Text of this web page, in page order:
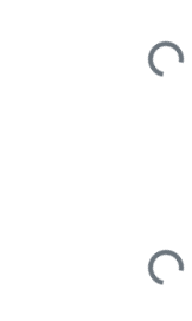
Loading...
Loading...